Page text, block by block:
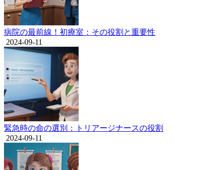
病院の最前線！初療室：その役割と重要性
2024-09-11
緊急時の命の選別：トリアージナースの役割
2024-09-11